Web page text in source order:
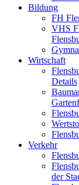
Bildung
FH
VHS
Wirtschaft
Details
Verkehr
der